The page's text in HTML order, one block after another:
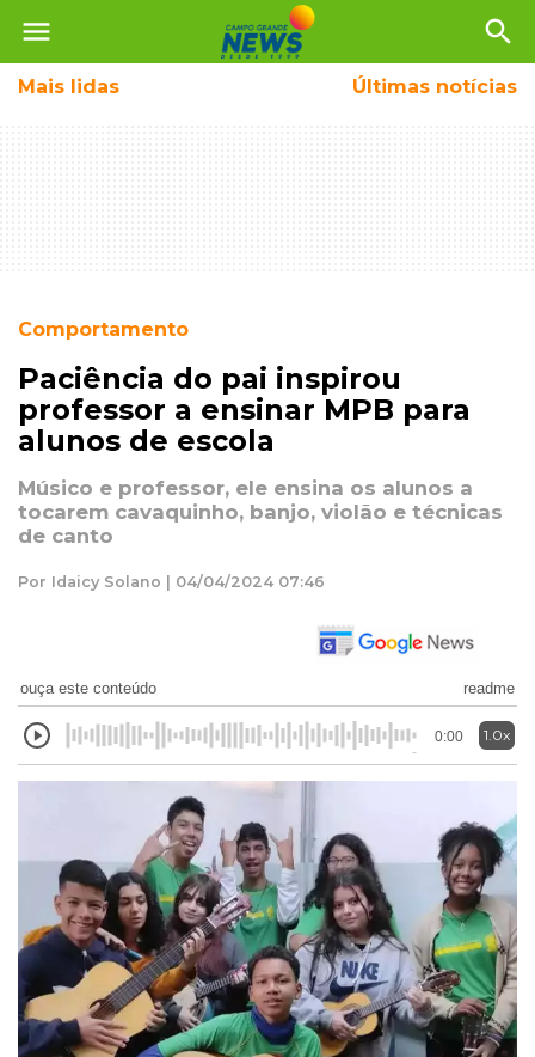
menu search
Mais lidas Últimas notícias
Comportamento
Paciência do pai inspirou
professor a ensinar MPB para
alunos de escola
Músico e professor, ele ensina os alunos a
tocarem cavaquinho, banjo, violão e técnicas
de canto
Por Idaicy Solano | 04/04/2024 07:46
ouça este conteúdo readme
0:00 1.0x